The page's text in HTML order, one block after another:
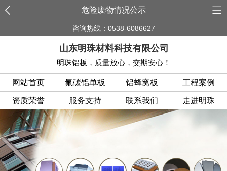
危险废物情况公示
咨询热线：0538-6086627
山东明珠材料科技有限公司
明珠铝板，质量放心，交期安心！
网站首页 氟碳铝单板 铝蜂窝板 工程案例
资质荣誉 服务支持 联系我们 走进明珠